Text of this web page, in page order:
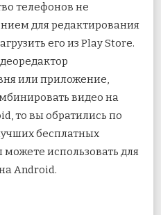
телефонов не
для редактирования
его из Play Store.
или приложение,
видео на
то вы обратились по
бесплатных
использовать для
Android.